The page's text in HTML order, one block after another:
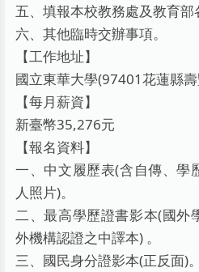
五、填報本校教務處及教育部
六、其他臨時交辦事項。
【工作地址】
國立東華大學(97401花蓮縣
【每月薪資】
新臺幣35,276元
【報名資料】
一、中文履歷表(含自傳、學
人照片)。
二、最高學歷證書影本(國外
外機構認證之中譯本) 。
三、國民身分證影本(正反面)。